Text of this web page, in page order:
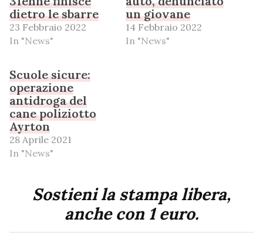
dietro le sbarre
23 Febbraio 2022
In "News"
un giovane
14 Febbraio 2022
In "News"
Scuole sicure:
operazione
antidroga del
cane poliziotto
Ayrton
28 Aprile 2021
In "News"
Sostieni la stampa libera,
anche con 1 euro.